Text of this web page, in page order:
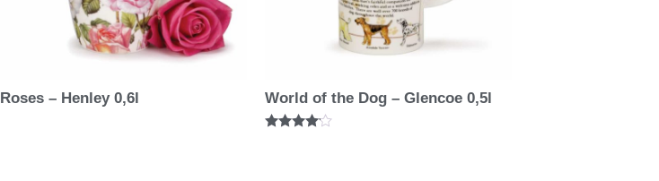
Roses – Henley 0,6l World of the Dog – Glencoe 0,5l